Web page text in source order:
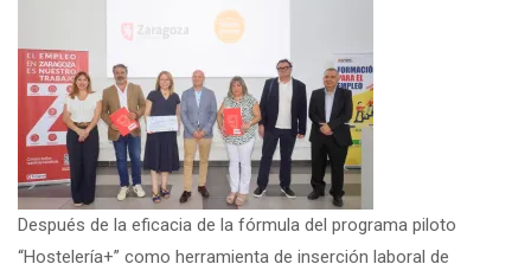
Después de la eficacia de la fórmula del programa piloto
“Hostelería+” como herramienta de inserción laboral de